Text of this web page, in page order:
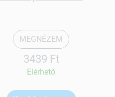
MEGNÉZEM
3439 Ft
Elérhetõ